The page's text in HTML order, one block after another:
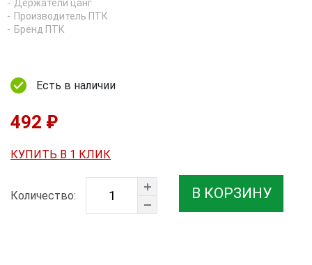
Держатели цанг
Производитель ПТК
Бренд ПТК
Есть в наличии
492 ₽
КУПИТЬ В 1 КЛИК
Количество: В КОРЗИНУ